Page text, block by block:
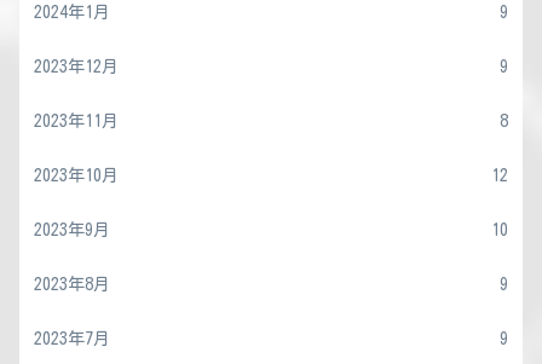
2024年1月 9
2023年12月 9
2023年11月 8
2023年10月 12
2023年9月 10
2023年8月 9
2023年7月 9